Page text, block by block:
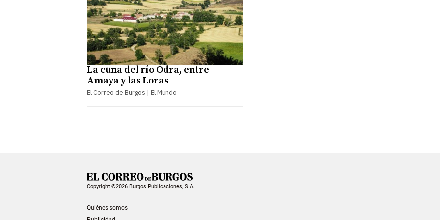
La cuna del río Odra, entre
Amaya y las Loras
El Correo de Burgos | El Mundo
Copyright ©2026 Burgos Publicaciones, S.A.
Quiénes somos